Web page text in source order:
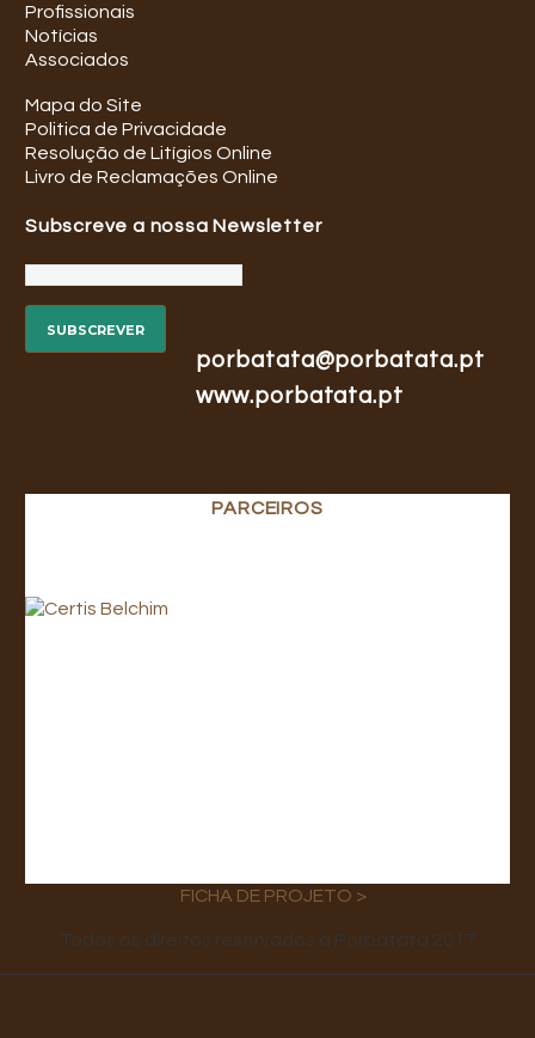
Profissionais
Notícias
Associados
Mapa do Site
Politica de Privacidade
Resolução de Litígios Online
Livro de Reclamações Online
Subscreve a nossa Newsletter
porbatata@porbatata.pt
www.porbatata.pt
PARCEIROS
FICHA DE PROJETO >
Todos os direitos reservados à Porbatata 2017